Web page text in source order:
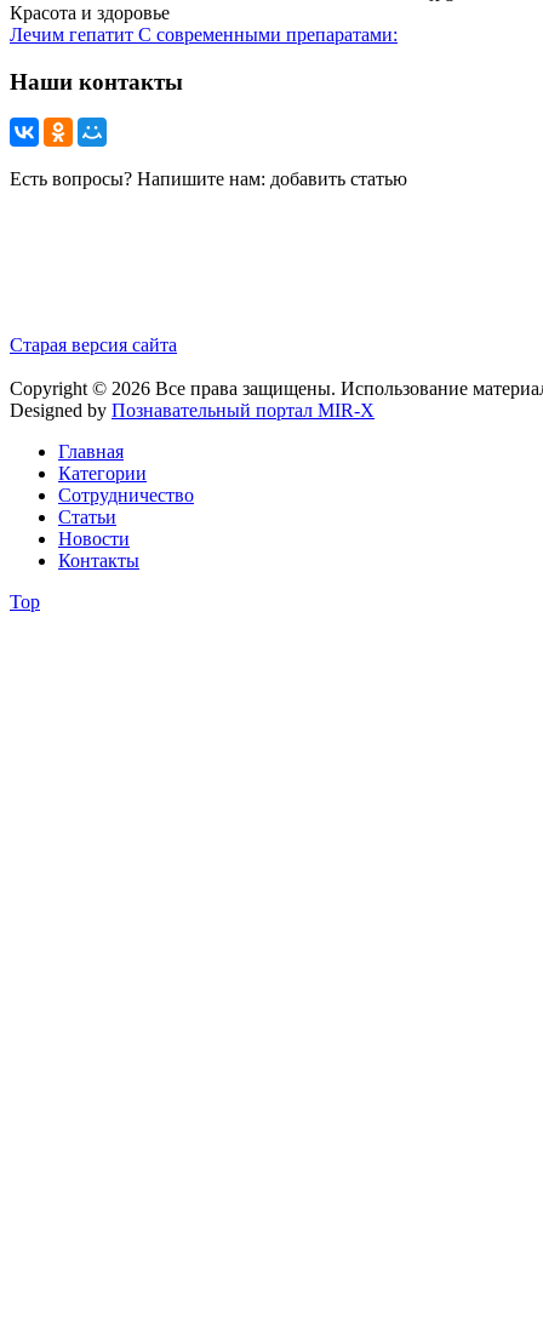
Красота и здоровье
Лечим гепатит С современными препаратами:
Наши контакты
Есть вопросы? Напишите нам: добавить статью
Старая версия сайта
Copyright © 2026 Все права защищены. Использование
Designed by Познавательный портал MIR-X
Главная
Категории
Сотрудничество
Статьи
Новости
Контакты
Top